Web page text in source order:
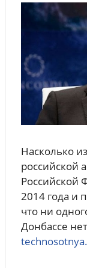
Насколько
российской
Российской
2014 года и
что ни
Донбассе